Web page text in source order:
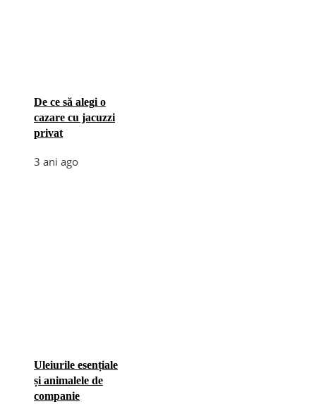
De ce să alegi o
cazare cu jacuzzi
privat
3 ani ago
Uleiurile esențiale
și animalele de
companie